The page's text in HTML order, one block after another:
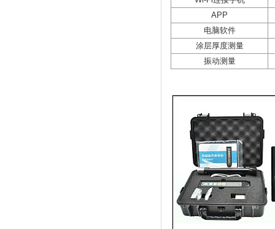
APP
电脑软件
涂层厚度测量
振动测量